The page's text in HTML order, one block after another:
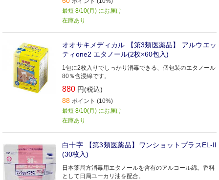
最短 8/10(月) にお届け
在庫あり
オオサキメディカル 【第3類医薬品】 アルウエッ
ティone2 エタノール(2枚×60包入)
1包に2枚入りでしっかり消毒できる、個包装のエタノール
80％含浸綿です。
880 円(税込)
88 ポイント (10%)
最短 8/10(月) にお届け
在庫あり
白十字 【第3類医薬品】ワンショットプラスEL-II
(30枚入)
日本薬局方消毒用エタノールを含有のアルコール綿。香料
として日局ユーカリ油を配合。